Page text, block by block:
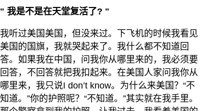
" 我是不是在天堂复活了? "
我听过美国美国，但没来过。下飞机的时候我看见
美国的国旗，我就哭起来了。我什么都不知道回
答。如果我在中国，问我你从哪里来的，我必须要
回答，不回答就把我扣起来。在美国人家问我你从
哪里来，我只说I don’t know。为什么来美国？“不
知道。”你的护照呢？“不知道。”其实就在我手里。